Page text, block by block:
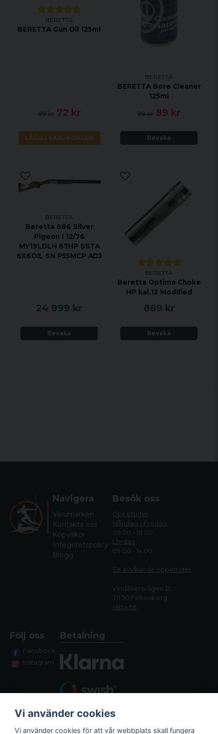
BERETTA
BERETTA Gun Oil 125ml
89 kr 72 kr
LÄGG I VARUKORGEN
BERETTA
BERETTA Bore Cleaner
125ml
99 kr 89 kr
Bevaka
BERETTA
Beretta 686 Silver
Pigeon I 12/76
MY19LDLH 67HP SSTA
6X6OIL SN P55MCP ADJ
24 999 kr
Bevaka
BERETTA
Beretta Optima Choke
HP kal.12 Modified
869 kr
Bevaka
Navigera
Varumärken
Kontakta oss
Köpvillkor
Integritetspolicy
Blogg
Besök oss
Öppettider
Måndag - Fredag:
09.00 - 18.00
Lördag:
09.00 - 14.00
Se avvikande öppettider
Vindåkersvägen 12,
311 50 Falkenberg
Hitta hit
Följ oss
Facebook
Instagram
Betalning
Vi använder cookies
Vi använder cookies för att vår webbplats skall fungera